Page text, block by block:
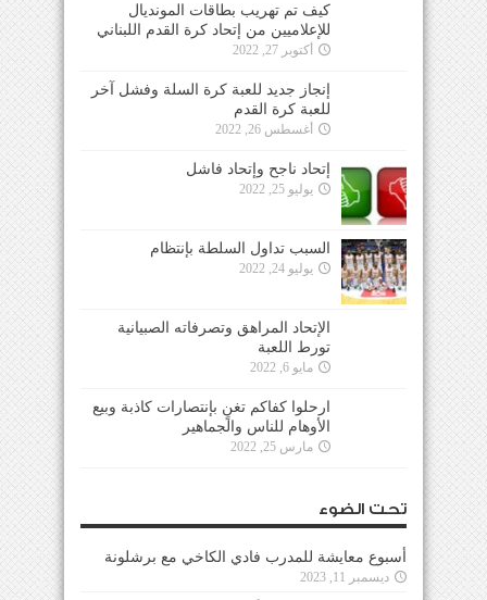
كيف تم تهريب بطاقات المونديال
للإعلاميين من إتحاد كرة القدم اللبناني
أكتوبر 27, 2022
إنجاز جديد للعبة كرة السلة وفشل آخر
للعبة كرة القدم
أغسطس 26, 2022
إتحاد ناجح وإتحاد فاشل
يوليو 25, 2022
السبب تداول السلطة بإنتظام
يوليو 24, 2022
الإتحاد المراهق وتصرفاته الصبيانية
تورط اللعبة
مايو 6, 2022
ارحلوا كفاكم تغنٍ بإنتصارات كاذبة وبيع
الأوهام للناس والجماهير
مارس 25, 2022
تحت الضوء
أسبوع معايشة للمدرب فادي الكاخي مع برشلونة
ديسمبر 11, 2023